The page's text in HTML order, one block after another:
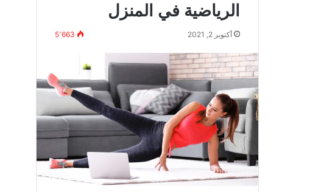
الرياضية في المنزل
أكتوبر 2, 2021 5٬663